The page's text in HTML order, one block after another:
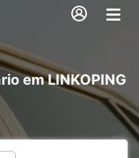
em LINKOPING